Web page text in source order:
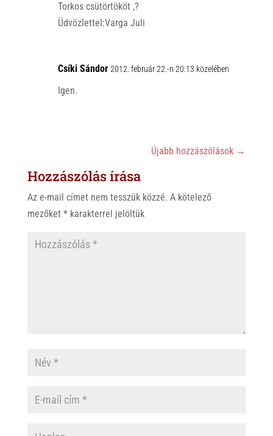
Torkos csütörtököt ,?
Üdvözlettel:Varga Juli
Csíki Sándor 2012. február 22.-n 20:13 közelében
Igen.
Újabb hozzászólások →
Hozzászólás írása
Az e-mail címet nem tesszük közzé. A kötelező
mezőket *karakterrel jelöltük